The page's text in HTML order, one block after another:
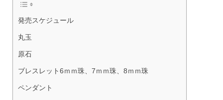
発売スケジュール
丸玉
原石
ブレスレット6ｍｍ珠、7ｍｍ珠、8ｍｍ珠
ペンダント